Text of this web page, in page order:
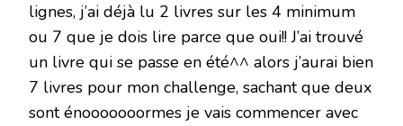
lignes, j’ai déjà lu 2 livres sur les 4 minimum
ou 7 que je dois lire parce que oui!! J’ai trouvé
un livre qui se passe en été^^ alors j’aurai bien
7 livres pour mon challenge, sachant que deux
sont énooooooormes je vais commencer avec